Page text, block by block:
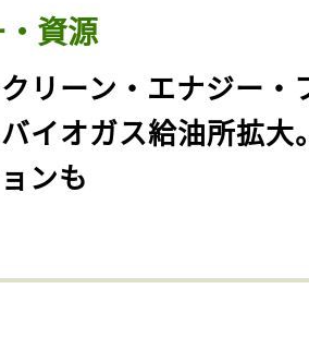
資源
クリーン・エナジー・
イオガス給油所拡大
ンも